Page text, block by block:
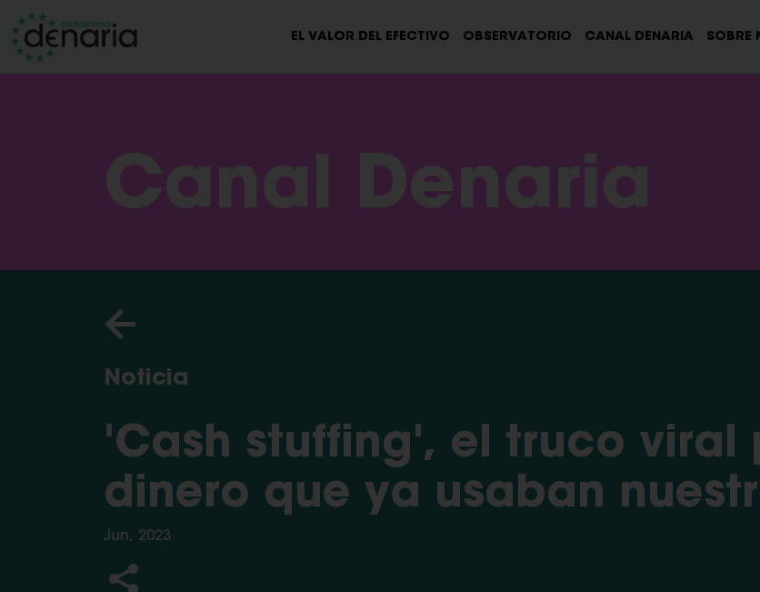
EL VALOR DEL EFECTIVO OBSERVATORIO CANAL DENARIA SOBRE
Canal Denaria
Noticia
'Cash stuffing', el truco viral
dinero que ya usaban
Jun, 2023